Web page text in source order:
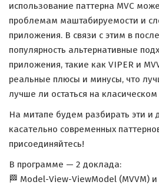
использование паттерна MVC
проблемам маштабируемости и
приложения. В связи с этим в
популярность альтернативные
приложения, такие как VIPER и
реальные плюсы и минусы, что
лучше ли остаться на класическом
На митапе будем разбирать эти и
касательно современных
присоединяйтесь!
В программе — 2 доклада:
🏁 Model-View-ViewModel (MVVM)